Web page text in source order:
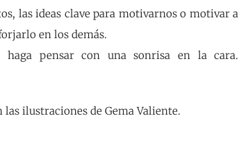
las ideas clave para motivarnos o motivar a
en los demás.
pensar con una sonrisa en la cara.
ilustraciones de Gema Valiente.